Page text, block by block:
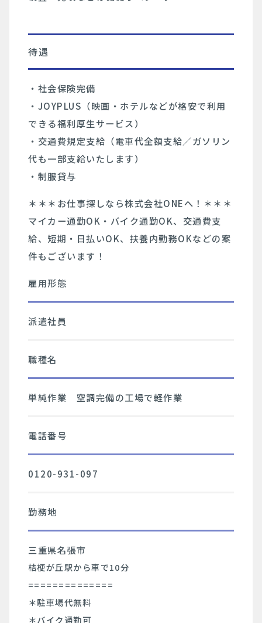
待遇
・社会保険完備
・JOYPLUS（映画・ホテルなどが格安で利用
できる福利厚生サービス）
・交通費規定支給（電車代全額支給／ガソリン
代も一部支給いたします）
・制服貸与
＊＊＊お仕事探しなら株式会社ONEへ！＊＊＊
マイカー通勤OK・バイク通勤OK、交通費支
給、短期・日払いOK、扶養内勤務OKなどの案
件もございます！
雇用形態
派遣社員
職種名
単純作業 空調完備の工場で軽作業
電話番号
0120-931-097
勤務地
三重県名張市
桔梗が丘駅から車で10分
==============
＊駐車場代無料
＊バイク通勤可